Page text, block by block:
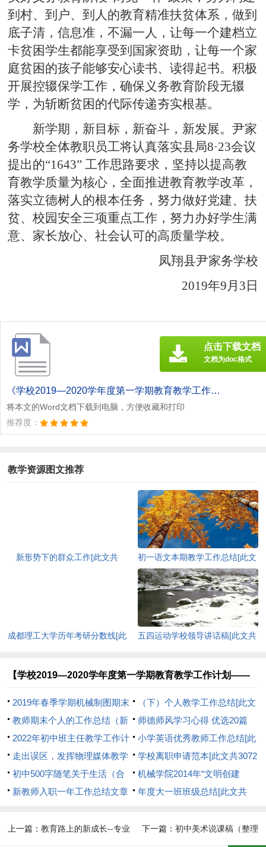
到村、到户、到人的教育精准扶贫体系，做到
底子清，信息准，不漏一人，让每一个建档立
卡贫困学生都能享受到国家资助，让每一个家
庭贫困的孩子能够安心读书、读得起书。积极
开展控辍保学工作，确保义务教育阶段无辍
学，为斩断贫困的代际传递夯实根基。
新学期，新目标，新奋斗，新发展。尹家
务学校全体教职员工将认真落实县局8·23会议
提出的“1643” 工作思路要求，坚持以提高教
育教学质量为核心，全面推进教育教学改革，
落实立德树人的根本任务，努力做好党建、扶
贫、校园安全三项重点工作，努力办好学生满
意、家长放心、社会认可的高质量学校。
凤翔县尹家务学校
2019年9月3日
《学校2019—2020学年度第一学期教育教学工作计划——打造质量品牌 构建文明新学校[此文共5750字].doc》
将本文的Word文档下载到电脑，方便收藏和打印
推荐度：
点击下载文档
文档为doc格式
教学资源图文推荐
新形势下的群众工作[此文共
初一语文本期教学工作总结[此文
共2758字]
成都理工大学历年考研分数线[此
五四运动学校领导讲话稿[此文共
【学校2019—2020学年度第一学期教育教学工作计划——
打造质量品牌 构建文明新学校】相关文章：
2019年春季学期机械制图期末
试卷[此文共255字]
（下）个人教学工作总结[此文
共3807字]
教师期末个人的工作总结（新
版4篇）[此文共5054字]
师德师风学习心得 优选20篇
[此文共28179字]
2022年初中班主任教学工作计
划[此文共7491字]
小学英语优秀教师工作总结[此
文共7752字]
走出误区，发挥物理媒体教学
优势[此文共1444字]
学校离职申请范本[此文共3072
字]
初中500字随笔关于生活（合
集36篇）[此文共19614字]
机械学院2014年“文明创建
月”工作计划(精选多篇)[此文共
新教师入职一年工作总结文章
年度大一班班级总结[此文共
上一篇：教育路上的新成长--专业 下一篇： 初中美术说课稿（整理